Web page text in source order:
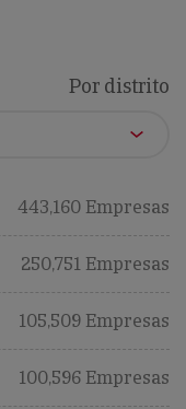
Por distrito
443,160 Empresas
250,751 Empresas
105,509 Empresas
100,596 Empresas